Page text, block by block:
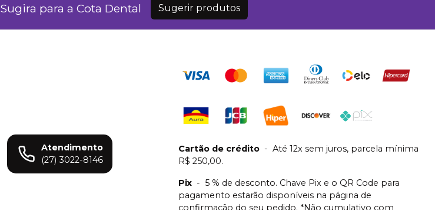
Sugira para a Cota Dental Sugerir produtos
Atendimento
(27) 3022-8146
Cartão de crédito - Até 12x sem juros, parcela mínima
R$ 250,00.
Pix - 5 % de desconto. Chave Pix e o QR Code para
pagamento estarão disponíveis na página de
confirmação do seu pedido. *Não cumulativo com